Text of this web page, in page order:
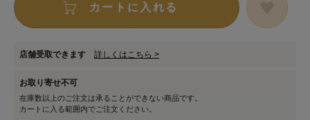
カートに入れる
店舗受取できます 詳しくはこちら >
お取り寄せ不可
在庫数以上のご注文は承ることができない商品です。
カートに入る範囲内でご注文ください。